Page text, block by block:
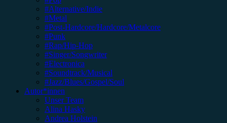
#Alternative/Indie
#Metal
#Post-Hardcore/Hardcore/Metalcore
#Punk
#Rap/Hip-Hop
#Singer/Songwriter
#Electronica
#Soundtrack/Musical
#Jazz/Blues/Gospel/Soul
Autor*innen
Unser Team
Alina Hasky
Andrea Holstein